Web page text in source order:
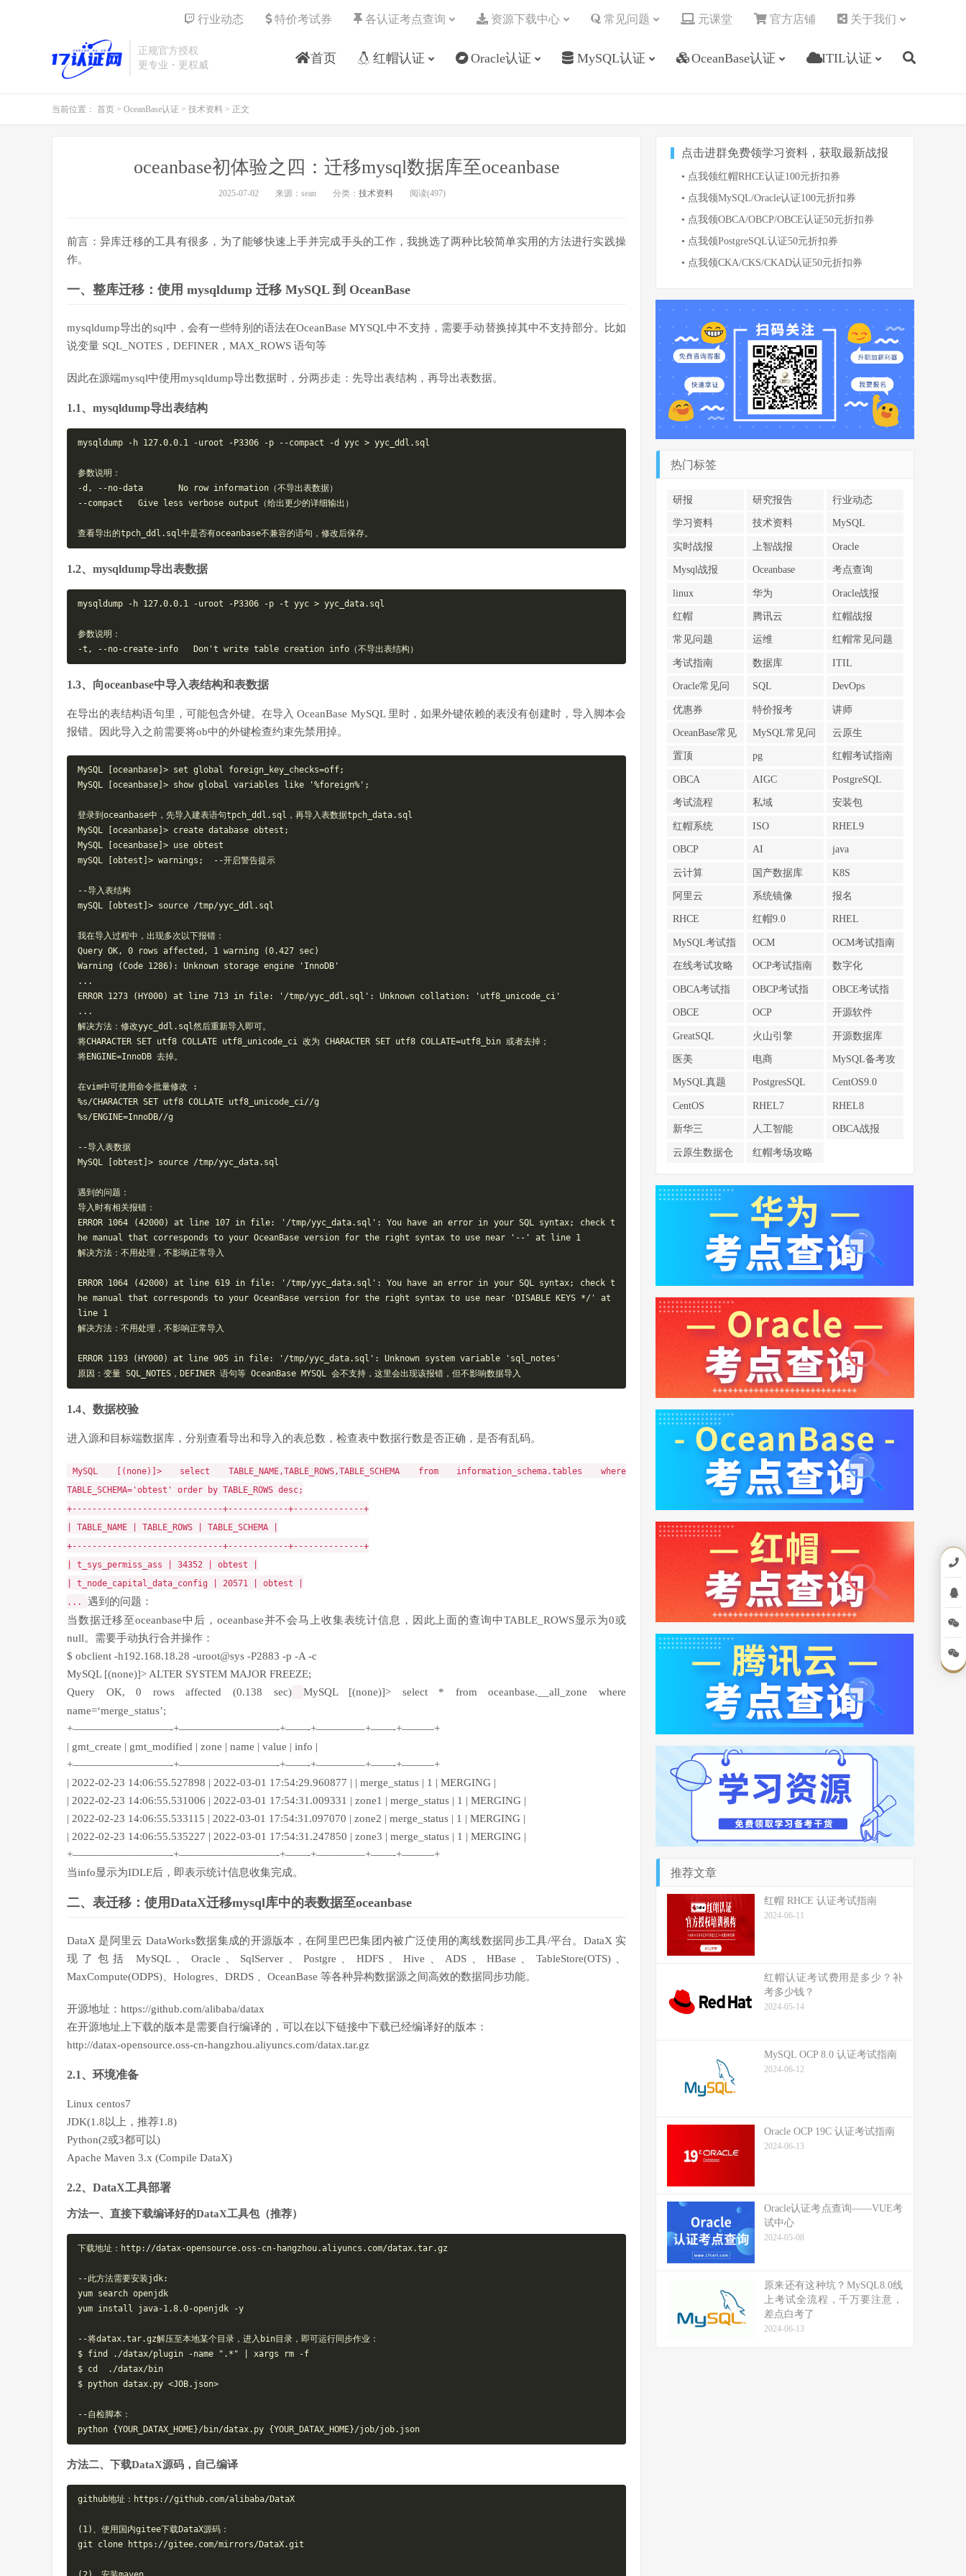
正规官方授权
更专业・更权威
首页 红帽认证 Oracle认证 MySQL认证 OceanBase认证 ITIL认证
行业动态 特价考试券 各认证考点查询 资源下载中心 常见问题 元课堂 官方店铺 关于我们
当前位置： 首页 > OceanBase认证 > 技术资料 > 正文
oceanbase初体验之四：迁移mysql数据库至oceanbase
2025-07-02 来源：sean 分类： 技术资料 阅读(497)
前言：异库迁移的工具有很多，为了能够快速上手并完成手头的工作，我挑选了两种比较简单实用的方法进行实践操
作。
一、整库迁移：使用 mysqldump 迁移 MySQL 到 OceanBase
mysqldump导出的sql中，会有一些特别的语法在OceanBase MYSQL中不支持，需要手动替换掉其中不支持部分。比如
说变量 SQL_NOTES，DEFINER，MAX_ROWS 语句等
因此在源端mysql中使用mysqldump导出数据时，分两步走：先导出表结构，再导出表数据。
1.1、mysqldump导出表结构
mysqldump -h 127.0.0.1 -uroot -P3306 -p --compact -d yyc > yyc_ddl.sql
参数说明：
-d, --no-data       No row information（不导出表数据）
--compact   Give less verbose output（给出更少的详细输出）
1.2、mysqldump导出表数据
mysqldump -h 127.0.0.1 -uroot -P3306 -p -t yyc > yyc_data.sql
参数说明：
1.3、向oceanbase中导入表结构和表数据
在导出的表结构语句里，可能包含外键。在导入 OceanBase MySQL 里时，如果外键依赖的表没有创建时，导入脚本会
报错。因此导入之前需要将ob中的外键检查约束先禁用掉。
MySQL [oceanbase]> set global foreign_key_checks=off;
MySQL [oceanbase]> show global variables like '%foreign%';
登录到oceanbase中，先导入建表语句tpch_ddl.sql，再导入表数据tpch_data.sql
MySQL [oceanbase]> create database obtest;
MySQL [oceanbase]> use obtest
mySQL [obtest]> warnings;  --开启警告提示
--导入表结构
mySQL [obtest]> source /tmp/yyc_ddl.sql
我在导入过程中，出现多次以下报错：
Query OK, 0 rows affected, 1 warning (0.427 sec)
Warning (Code 1286): Unknown storage engine 'InnoDB'
...
ERROR 1273 (HY000) at line 713 in file: '/tmp/yyc_ddl.sql': Unknown collation: 'utf8_unicode_ci'
...
解决方法：修改yyc_ddl.sql然后重新导入即可。
将CHARACTER SET utf8 COLLATE utf8_unicode_ci 改为 CHARACTER SET utf8 COLLATE=utf8_bin 或者去掉；
将ENGINE=InnoDB 去掉。
在vim中可使用命令批量修改 :
%s/CHARACTER SET utf8 COLLATE utf8_unicode_ci//g
%s/ENGINE=InnoDB//g
--导入表数据
MySQL [obtest]> source /tmp/yyc_data.sql
遇到的问题：
导入时有相关报错：
ERROR 1064 (42000) at line 107 in file: '/tmp/yyc_data.sql': You have an error in your SQL syntax; check t
he manual that corresponds to your OceanBase version for the right syntax to use near '--' at line 1
解决方法：不用处理，不影响正常导入
ERROR 1064 (42000) at line 619 in file: '/tmp/yyc_data.sql': You have an error in your SQL syntax; check t
he manual that corresponds to your OceanBase version for the right syntax to use near 'DISABLE KEYS */' at
line 1
解决方法：不用处理，不影响正常导入
ERROR 1193 (HY000) at line 905 in file: '/tmp/yyc_data.sql': Unknown system variable 'sql_notes'
1.4、数据校验
进入源和目标端数据库，分别查看导出和导入的表总数，检查表中数据行数是否正确，是否有乱码。
MySQL [(none)]> select TABLE_NAME,TABLE_ROWS,TABLE_SCHEMA frominformation_schema.tableswhere
TABLE_SCHEMA= 'obtest' order by TABLE_ROWS desc;
+------------------------------+------------+--------------+
| TABLE_NAME | TABLE_ROWS | TABLE_SCHEMA |
+------------------------------+------------+--------------+
| t_sys_permiss_ass | 34352 | obtest |
| t_node_capital_data_config | 20571 | obtest |
...
遇到的问题：
当数据迁移至oceanbase中后，oceanbase并不会马上收集表统计信息，因此上面的查询中TABLE_ROWS显示为0或
null。需要手动执行合并操作：
$ obclient -h192.168.18.28 -uroot@sys -P2883 -p -A -c
MySQL [(none)]> ALTER SYSTEM MAJOR FREEZE;
Query OK, 0 rows affected (0.138 sec)
MySQL [(none)]> select* from oceanbase.__all_zonewhere
name=‘merge_status’;
+—————————-+—————————-+——-+————–+——-+———+
| gmt_create | gmt_modified | zone | name | value | info |
+—————————-+—————————-+——-+————–+——-+———+
| 2022-02-23 14:06:55.527898 | 2022-03-01 17:54:29.960877 | | merge_status | 1 | MERGING |
| 2022-02-23 14:06:55.531006 | 2022-03-01 17:54:31.009331 | zone1 | merge_status | 1 | MERGING |
| 2022-02-23 14:06:55.533115 | 2022-03-01 17:54:31.097070 | zone2 | merge_status | 1 | MERGING |
| 2022-02-23 14:06:55.535227 | 2022-03-01 17:54:31.247850 | zone3 | merge_status | 1 | MERGING |
+—————————-+—————————-+——-+————–+——-+———+
当info显示为IDLE后，即表示统计信息收集完成。
二、表迁移：使用DataX迁移mysql库中的表数据至oceanbase
DataX 是阿里云 DataWorks数据集成的开源版本，在阿里巴巴集团内被广泛使用的离线数据同步工具/平台。DataX 实
现了包括 MySQL、Oracle、SqlServer、Postgre、HDFS、Hive、ADS、HBase、TableStore(OTS)、
MaxCompute(ODPS)、Hologres、DRDS 、OceanBase 等各种异构数据源之间高效的数据同步功能。
开源地址：https://github.com/alibaba/datax
在开源地址上下载的版本是需要自行编译的，可以在以下链接中下载已经编译好的版本：
http://datax-opensource.oss-cn-hangzhou.aliyuncs.com/datax.tar.gz
2.1、环境准备
Linux centos7
JDK(1.8以上，推荐1.8)
Python(2或3都可以)
Apache Maven 3.x (Compile DataX)
2.2、DataX工具部署
方法一、直接下载编译好的DataX工具包（推荐）
下载地址：http://datax-opensource.oss-cn-hangzhou.aliyuncs.com/datax.tar.gz
--此方法需要安装jdk:
yum search openjdk
yum install java-1.8.0-openjdk -y
--将datax.tar.gz解压至本地某个目录，进入bin目录，即可运行同步作业：
$ find ./datax/plugin -name ".*" | xargs rm -f
$ cd  ./datax/bin
$ python datax.py <JOB.json>
--自检脚本：
方法二、下载DataX源码，自己编译
github地址：https://github.com/alibaba/DataX
(1)、使用国内gitee下载DataX源码：
git clone https://gitee.com/mirrors/DataX.git
点击进群免费领学习资料，获取最新战报
• 点我领红帽RHCE认证100元折扣券
• 点我领MySQL/Oracle认证100元折扣券
• 点我领OBCA/OBCP/OBCE认证50元折扣券
• 点我领PostgreSQL认证50元折扣券
• 点我领CKA/CKS/CKAD认证50元折扣券
热门标签
研报 研究报告 行业动态
学习资料 技术资料 MySQL
实时战报 上智战报 Oracle
Mysql战报 Oceanbase 考点查询
linux 华为 Oracle战报
红帽 腾讯云 红帽战报
常见问题 运维 红帽常见问题
考试指南 数据库 ITIL
Oracle常见问
题
SQL DevOps
优惠券 特价报考 讲师
OceanBase常见
问题
MySQL常见问
题
云原生
置顶 pg 红帽考试指南
OBCA AIGC PostgreSQL
考试流程 私域 安装包
红帽系统 ISO RHEL9
OBCP AI java
云计算 国产数据库 K8S
阿里云 系统镜像 报名
RHCE 红帽9.0 RHEL
MySQL考试指
南
OCM OCM考试指南
在线考试攻略 OCP考试指南 数字化
OBCA考试指
南
OBCP考试指
南
OBCE考试指
南
OBCE OCP 开源软件
GreatSQL 火山引擎 开源数据库
医美 电商
MySQL备考攻
略
MySQL真题 PostgresSQL CentOS9.0
CentOS RHEL7 RHEL8
新华三 人工智能 OBCA战报
云原生数据仓
红帽考场攻略
推荐文章
红帽 RHCE 认证考试指南
2024-06-11
红帽认证考试费用是多少？补
考多少钱？
2024-05-14
MySQL OCP 8.0 认证考试指南
2024-06-12
Oracle OCP 19C 认证考试指南
2024-06-13
Oracle认证考点查询——VUE考
试中心
2024-05-08
原来还有这种坑？MySQL8.0线
上考试全流程，千万要注意，
差点白考了
2024-06-13